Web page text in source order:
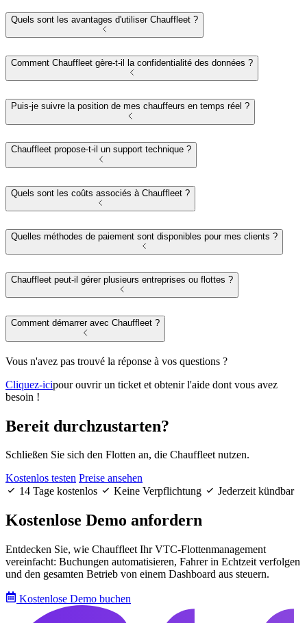
Quels sont les avantages d'utiliser Chauffleet ?
Comment Chauffleet gère-t-il la confidentialité des données ?
Puis-je suivre la position de mes chauffeurs en temps réel ?
Chauffleet propose-t-il un support technique ?
Quels sont les coûts associés à Chauffleet ?
Quelles méthodes de paiement sont disponibles pour mes clients ?
Chauffleet peut-il gérer plusieurs entreprises ou flottes ?
Comment démarrer avec Chauffleet ?
Vous n'avez pas trouvé la réponse à vos questions ?
Cliquez-icipour ouvrir un ticket et obtenir l'aide dont vous avez
besoin !
Bereit durchzustarten?
Schließen Sie sich den Flotten an, die Chauffleet nutzen.
Kostenlos testen Preise ansehen
14 Tage kostenlos
Keine Verpflichtung Jederzeit kündbar
Kostenlose Demo anfordern
Entdecken Sie, wie Chauffleet Ihr VTC-Flottenmanagement
vereinfacht: Buchungen automatisieren, Fahrer in Echtzeit verfolgen
und den gesamten Betrieb von einem Dashboard aus steuern.
Kostenlose Demo buchen